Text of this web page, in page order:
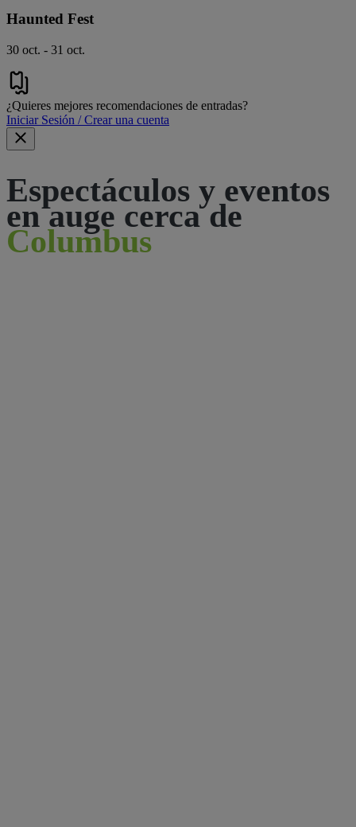
Haunted Fest
30 oct. - 31 oct.
¿Quieres mejores recomendaciones de entradas?
Iniciar Sesión / Crear una cuenta
Espectáculos y eventos
en auge cerca de
Columbus